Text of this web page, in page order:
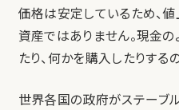
価格は安定しているため、
資産ではありません。現金の
たり、何かを購入したりする
世界各国の政府がステーブ